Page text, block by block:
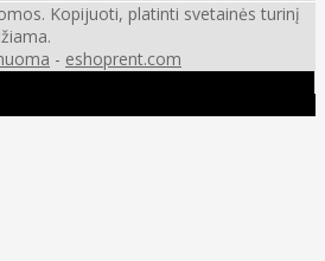
Kopijuoti, platinti svetainės turinį
- eshoprent.com